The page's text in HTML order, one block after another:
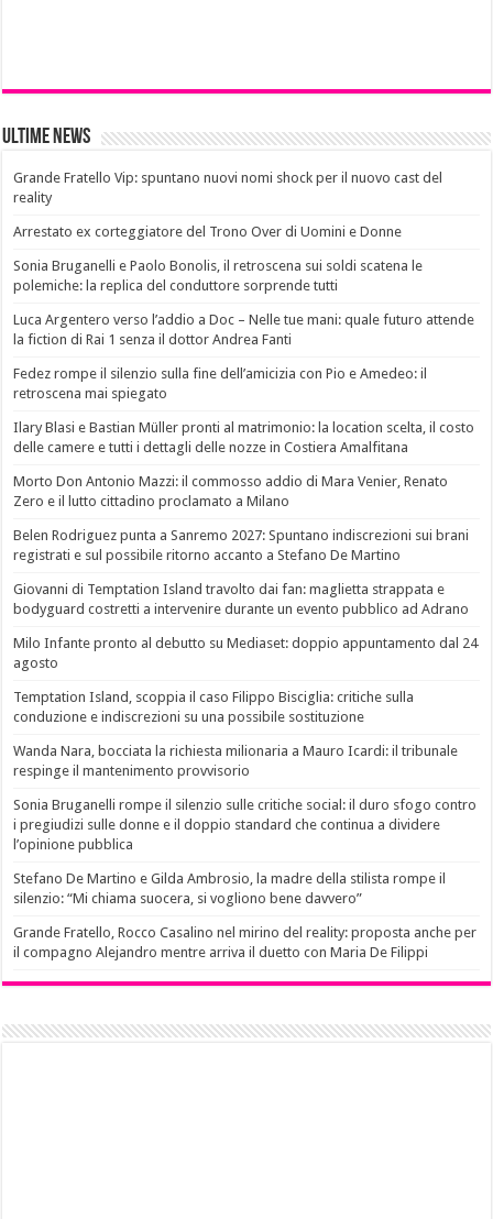
Ultime News
Grande Fratello Vip: spuntano nuovi nomi shock per il nuovo cast del
reality
Arrestato ex corteggiatore del Trono Over di Uomini e Donne
Sonia Bruganelli e Paolo Bonolis, il retroscena sui soldi scatena le
polemiche: la replica del conduttore sorprende tutti
Luca Argentero verso l’addio a Doc – Nelle tue mani: quale futuro attende
la fiction di Rai 1 senza il dottor Andrea Fanti
Fedez rompe il silenzio sulla fine dell’amicizia con Pio e Amedeo: il
retroscena mai spiegato
Ilary Blasi e Bastian Müller pronti al matrimonio: la location scelta, il costo
delle camere e tutti i dettagli delle nozze in Costiera Amalfitana
Morto Don Antonio Mazzi: il commosso addio di Mara Venier, Renato
Zero e il lutto cittadino proclamato a Milano
Belen Rodriguez punta a Sanremo 2027: Spuntano indiscrezioni sui brani
registrati e sul possibile ritorno accanto a Stefano De Martino
Giovanni di Temptation Island travolto dai fan: maglietta strappata e
bodyguard costretti a intervenire durante un evento pubblico ad Adrano
Milo Infante pronto al debutto su Mediaset: doppio appuntamento dal 24
agosto
Temptation Island, scoppia il caso Filippo Bisciglia: critiche sulla
conduzione e indiscrezioni su una possibile sostituzione
Wanda Nara, bocciata la richiesta milionaria a Mauro Icardi: il tribunale
respinge il mantenimento provvisorio
Sonia Bruganelli rompe il silenzio sulle critiche social: il duro sfogo contro
i pregiudizi sulle donne e il doppio standard che continua a dividere
l’opinione pubblica
Stefano De Martino e Gilda Ambrosio, la madre della stilista rompe il
silenzio: “Mi chiama suocera, si vogliono bene davvero”
Grande Fratello, Rocco Casalino nel mirino del reality: proposta anche per
il compagno Alejandro mentre arriva il duetto con Maria De Filippi